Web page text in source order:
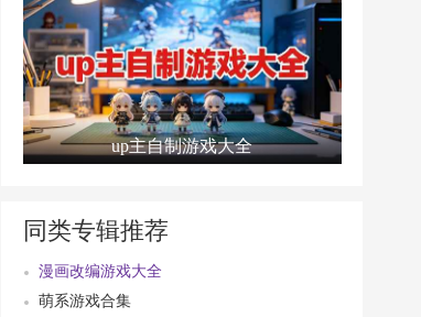
up主自制游戏大全
同类专辑推荐
漫画改编游戏大全
萌系游戏合集